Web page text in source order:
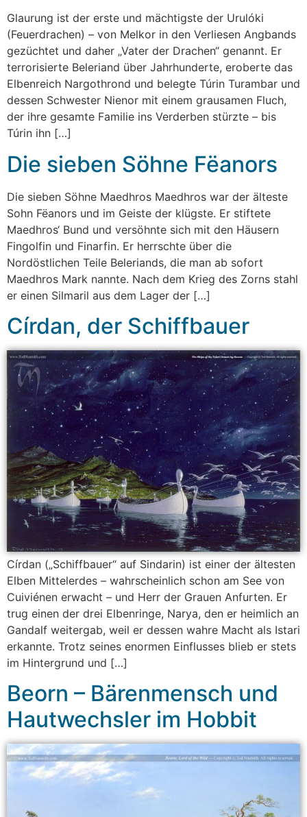
Glaurung ist der erste und mächtigste der Urulóki
(Feuerdrachen) – von Melkor in den Verliesen Angbands
gezüchtet und daher „Vater der Drachen“ genannt. Er
terrorisierte Beleriand über Jahrhunderte, eroberte das
Elbenreich Nargothrond und belegte Túrin Turambar und
dessen Schwester Nienor mit einem grausamen Fluch,
der ihre gesamte Familie ins Verderben stürzte – bis
Túrin ihn […]
Die sieben Söhne Fëanors
Die sieben Söhne Maedhros Maedhros war der älteste
Sohn Fëanors und im Geiste der klügste. Er stiftete
Maedhros‘ Bund und versöhnte sich mit den Häusern
Fingolfin und Finarfin. Er herrschte über die
Nordöstlichen Teile Beleriands, die man ab sofort
Maedhros Mark nannte. Nach dem Krieg des Zorns stahl
er einen Silmaril aus dem Lager der […]
Círdan, der Schiffbauer
Círdan („Schiffbauer“ auf Sindarin) ist einer der ältesten
Elben Mittelerdes – wahrscheinlich schon am See von
Cuiviénen erwacht – und Herr der Grauen Anfurten. Er
trug einen der drei Elbenringe, Narya, den er heimlich an
Gandalf weitergab, weil er dessen wahre Macht als Istari
erkannte. Trotz seines enormen Einflusses blieb er stets
im Hintergrund und […]
Beorn – Bärenmensch und
Hautwechsler im Hobbit